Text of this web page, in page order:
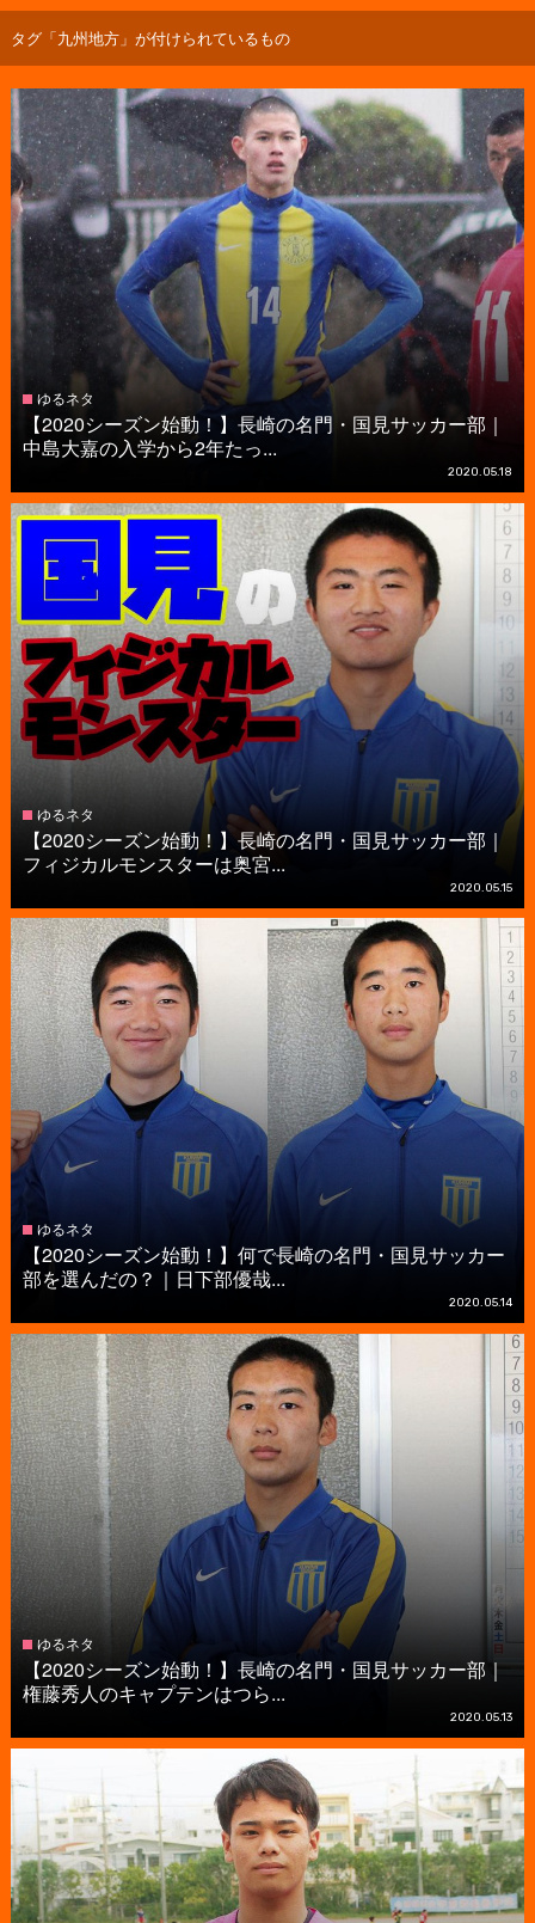
タグ「九州地方」が付けられているもの
ゆるネタ
【2020シーズン始動！】長崎の名門・国見サッカー部｜
中島大嘉の入学から2年たっ...
2020.05.18
ゆるネタ
【2020シーズン始動！】長崎の名門・国見サッカー部｜
フィジカルモンスターは奥宮...
2020.05.15
ゆるネタ
【2020シーズン始動！】何で長崎の名門・国見サッカー
部を選んだの？｜日下部優哉...
2020.05.14
ゆるネタ
【2020シーズン始動！】長崎の名門・国見サッカー部｜
権藤秀人のキャプテンはつら...
2020.05.13